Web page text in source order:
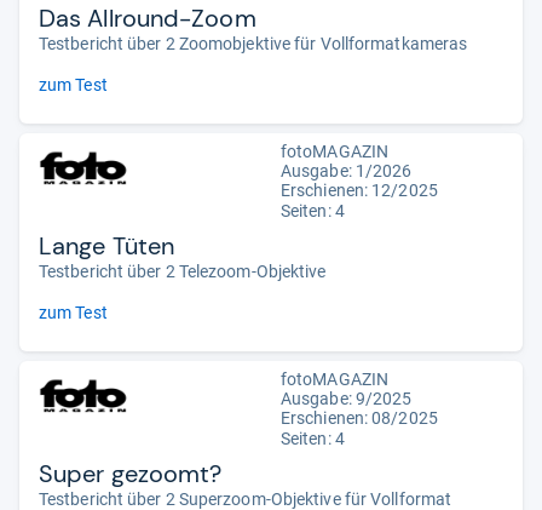
Das Allround-Zoom
Testbericht über 2 Zoomobjektive für Vollformatkameras
zum Test
fotoMAGAZIN
Ausgabe: 1/2026
Erschienen: 12/2025
Seiten: 4
Lange Tüten
Testbericht über 2 Telezoom-Objektive
zum Test
fotoMAGAZIN
Ausgabe: 9/2025
Erschienen: 08/2025
Seiten: 4
Super gezoomt?
Testbericht über 2 Superzoom-Objektive für Vollformat